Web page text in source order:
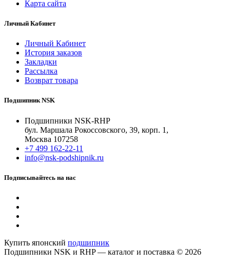
Карта сайта
Личный Кабинет
Личный Кабинет
История заказов
Закладки
Рассылка
Возврат товара
Подшипник NSK
Подшипники NSK-RHP
бул. Маршала Рокоссовского, 39, корп. 1,
Москва 107258
+7 499 162-22-11
info@nsk-podshipnik.ru
Подписывайтесь на нас
Купить японский подшипник
Подшипники NSK и RHP — каталог и поставка © 2026